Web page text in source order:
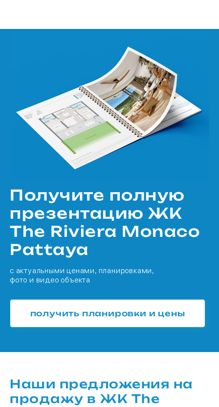
Получите полную
презентацию ЖК
The Riviera Monaco
Pattaya
с актуальными ценами, планировками,
фото и видео объекта
получить планировки и цены
Наши предложения на
продажу в ЖК The